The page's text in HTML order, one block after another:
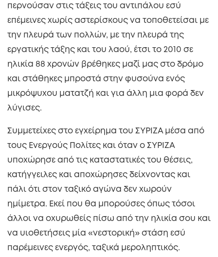
περνούσαν στις τάξεις του αντιπάλου εσύ
επέμεινες χωρίς αστερίσκους να τοποθετείσαι με
την πλευρά των πολλών, με την πλευρά της
εργατικής τάξης και του λαού, έτσι το 2010 σε
ηλικία 88 χρονών βρέθηκες μαζί μας στο δρόμο
και στάθηκες μπροστά στην φυσούνα ενός
μικρόψυχου ματατζή και για άλλη μια φορά δεν
λύγισες.
Συμμετείχες στο εγχείρημα του ΣΥΡΙΖΑ μέσα από
τους Ενεργούς Πολίτες και όταν ο ΣΥΡΙΖΑ
υποχώρησε από τις καταστατικές του θέσεις,
κατήγγειλες και αποχώρησες δείχνοντας και
πάλι ότι στον ταξικό αγώνα δεν χωρούν
ημίμετρα. Εκεί που θα μπορούσες όπως τόσοι
άλλοι να οχυρωθείς πίσω από την ηλικία σου και
να υιοθετήσεις μία «νεστορική» στάση εσύ
παρέμεινες ενεργός, ταξικά μεροληπτικός.